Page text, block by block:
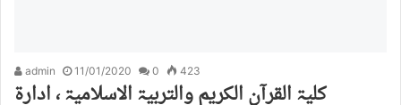
admin 11/01/2020 0 423
کلیۃ القرآن الکریم والتربیۃ الاسلامیۃ ، ادارۃ